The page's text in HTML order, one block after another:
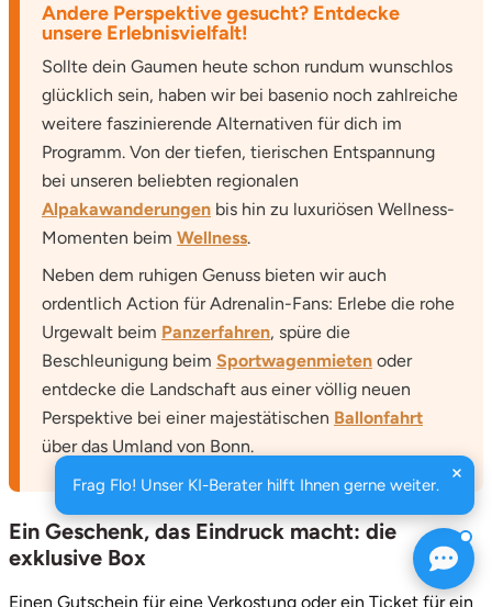
Andere Perspektive gesucht? Entdecke
unsere Erlebnisvielfalt!
Sollte dein Gaumen heute schon rundum wunschlos
glücklich sein, haben wir bei basenio noch zahlreiche
weitere faszinierende Alternativen für dich im
Programm. Von der tiefen, tierischen Entspannung
bei unseren beliebten regionalen
Alpakawanderungen bis hin zu luxuriösen Wellness-
Momenten beim Wellness.
Neben dem ruhigen Genuss bieten wir auch
ordentlich Action für Adrenalin-Fans: Erlebe die rohe
Urgewalt beim Panzerfahren, spüre die
Beschleunigung beim Sportwagenmieten oder
entdecke die Landschaft aus einer völlig neuen
Perspektive bei einer majestätischen Ballonfahrt
über das Umland von Bonn.
Ein Geschenk, das Eindruck macht: die
exklusive Box
Einen Gutschein für eine Verkostung oder ein Ticket für ein
Frag Flo! Unser KI-Berater hilft Ihnen gerne weiter.